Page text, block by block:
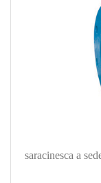
saracinesca a